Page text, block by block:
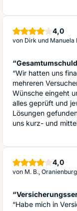
4,0
von Dirk und Manuela
“Wir hatten uns
mehreren
Wünsche eingeht
alles geprüft und
Lösungen
uns kurz- und
4,0
von M. B.,
“Habe mich in